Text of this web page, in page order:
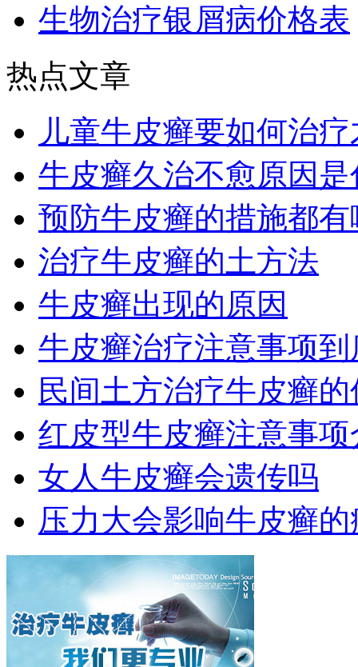
生物治疗银屑病价格表
热点文章
儿童牛皮癣要如何治
牛皮癣久治不愈原因
预防牛皮癣的措施都有
治疗牛皮癣的土方法
牛皮癣出现的原因
牛皮癣治疗注意事项
民间土方治疗牛皮癣
红皮型牛皮癣注意事项
女人牛皮癣会遗传吗
压力大会影响牛皮癣